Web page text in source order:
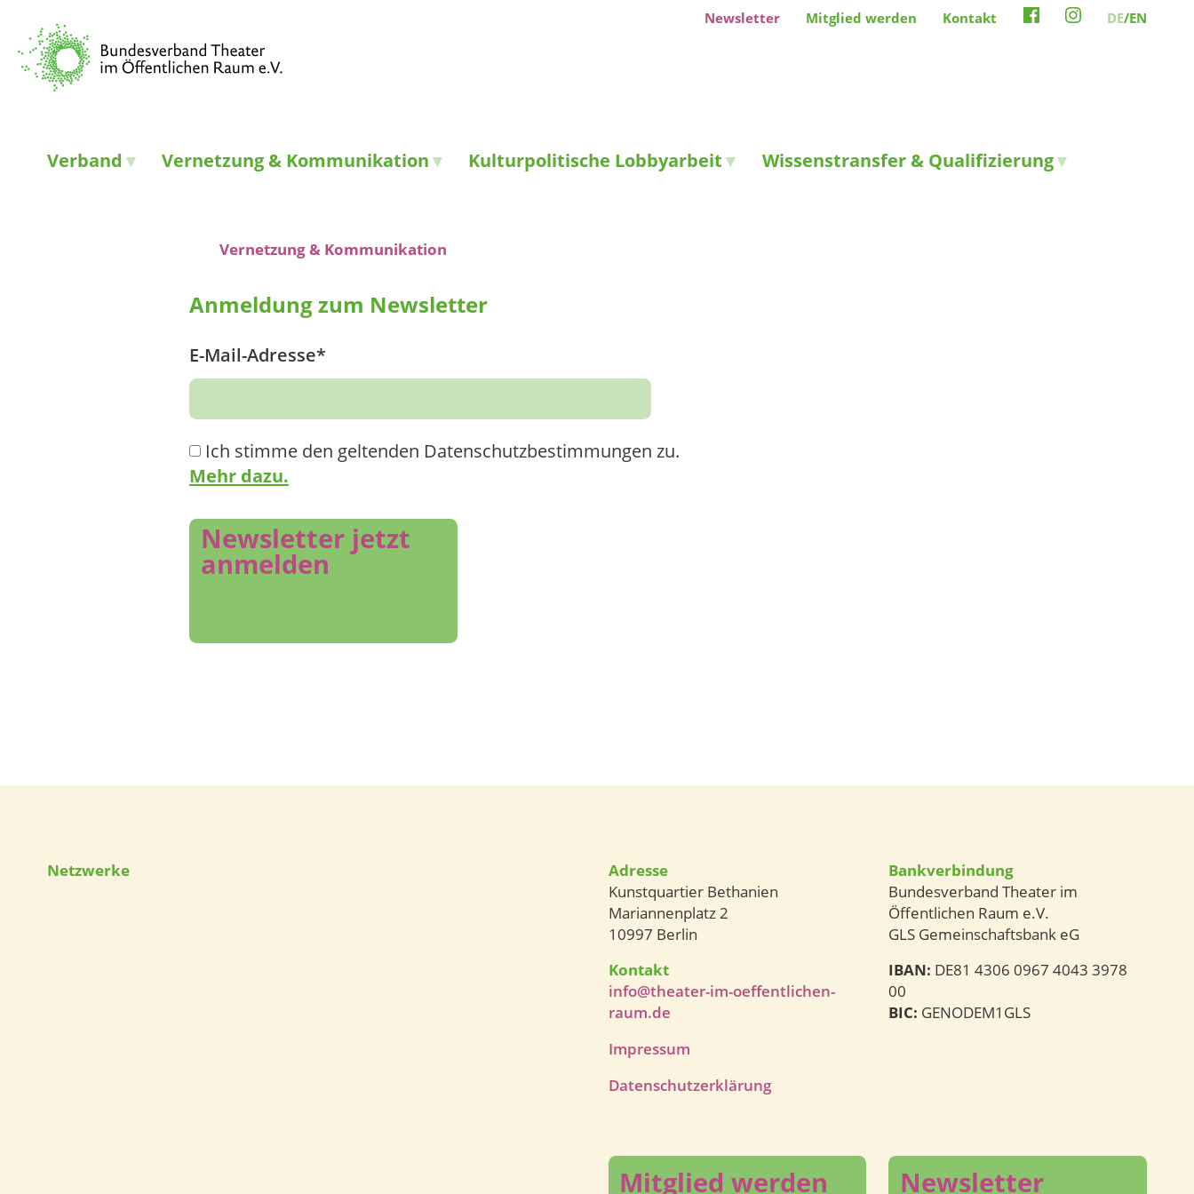
Newsletter Mitglied werden Kontakt DE/EN
Verband Vernetzung & Kommunikation Kulturpolitische Lobbyarbeit Wissenstransfer & Qualifizierung
Vernetzung & Kommunikation
Anmeldung zum Newsletter
E-Mail-Adresse*
Ich stimme den geltenden Datenschutzbestimmungen zu.
Mehr dazu.
Netzwerke
Adresse
Kunstquartier Bethanien
Mariannenplatz 2
10997 Berlin
Kontakt
info@theater-im-oeffentlichen-
raum.de
Impressum
Datenschutzerklärung
Bankverbindung
Bundesverband Theater im
Öffentlichen Raum e.V.
GLS Gemeinschaftsbank eG
IBAN: DE81 4306 0967 4043 3978
00
BIC: GENODEM1GLS
Mitglied werden Newsletter